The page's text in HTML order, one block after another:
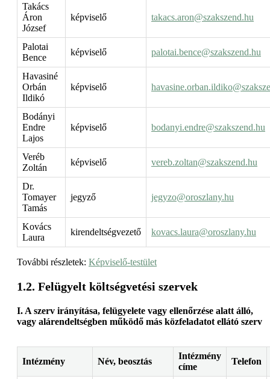
Takács
Áron
József
képviselő takacs.aron@szakszend.hu
Palotai
Bence
képviselő palotai.bence@szakszend.hu
Havasiné
Orbán
Ildikó
képviselő
Bodányi
Endre
Lajos
képviselő bodanyi.endre@szakszend.hu
Veréb
Zoltán
képviselő vereb.zoltan@szakszend.hu
Dr.
Tomayer
Tamás
jegyző jegyzo@oroszlany.hu
Kovács
Laura
kirendeltségvezető kovacs.laura@oroszlany.hu
További részletek: Képviselő-testület
Felügyelt költségvetési szervek
I. A szerv irányítása, felügyelete vagy ellenőrzése alatt álló,
vagy alárendeltségben működő más közfeladatot ellátó szerv
Intézmény Név, beosztás
Intézmény
címe
Telefon